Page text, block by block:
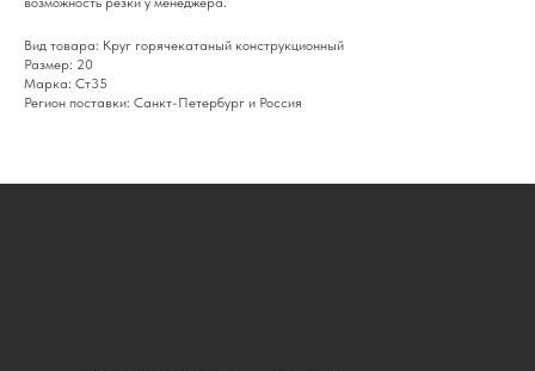
Вид товара: Круг горячекатаный конструкционный
Размер: 20
Марка: Ст35
Регион поставки: Санкт-Петербург и Россия